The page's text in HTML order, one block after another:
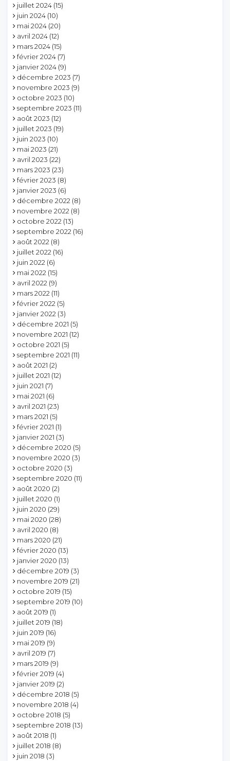
juillet 2024 (15)
juin 2024 (10)
mai 2024 (20)
avril 2024 (12)
mars 2024 (15)
février 2024 (7)
janvier 2024 (9)
décembre 2023 (7)
novembre 2023 (9)
octobre 2023 (10)
septembre 2023 (11)
août 2023 (12)
juillet 2023 (19)
juin 2023 (10)
mai 2023 (21)
avril 2023 (22)
mars 2023 (23)
février 2023 (8)
janvier 2023 (6)
décembre 2022 (8)
novembre 2022 (8)
octobre 2022 (13)
septembre 2022 (16)
août 2022 (8)
juillet 2022 (16)
juin 2022 (6)
mai 2022 (15)
avril 2022 (9)
mars 2022 (11)
février 2022 (5)
janvier 2022 (3)
décembre 2021 (5)
novembre 2021 (12)
octobre 2021 (5)
septembre 2021 (11)
août 2021 (2)
juillet 2021 (12)
juin 2021 (7)
mai 2021 (6)
avril 2021 (23)
mars 2021 (5)
février 2021 (1)
janvier 2021 (3)
décembre 2020 (5)
novembre 2020 (3)
octobre 2020 (3)
septembre 2020 (11)
août 2020 (2)
juillet 2020 (1)
juin 2020 (29)
mai 2020 (28)
avril 2020 (8)
mars 2020 (21)
février 2020 (13)
janvier 2020 (13)
décembre 2019 (3)
novembre 2019 (21)
octobre 2019 (15)
septembre 2019 (10)
août 2019 (1)
juillet 2019 (18)
juin 2019 (16)
mai 2019 (9)
avril 2019 (7)
mars 2019 (9)
février 2019 (4)
janvier 2019 (2)
décembre 2018 (5)
novembre 2018 (4)
octobre 2018 (5)
septembre 2018 (13)
août 2018 (1)
juillet 2018 (8)
juin 2018 (3)